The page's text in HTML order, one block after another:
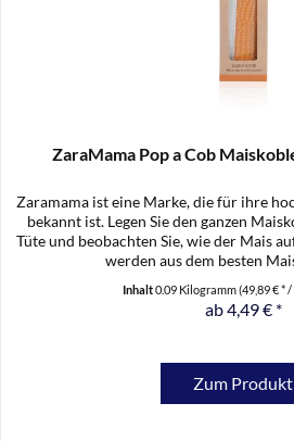
ZaraMama Pop a Cob
Zaramama ist eine Marke, die für ihre
bekannt ist. Legen Sie den ganzen
Tüte und beobachten Sie, wie der Mais
werden aus dem besten
Inhalt0.09 Kilogramm(49,89 € *
ab 4,49 € *
Zum Produkt